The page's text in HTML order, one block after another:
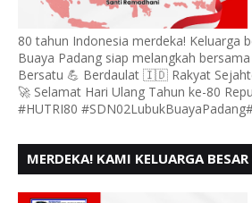
80 tahun Indonesia merdeka! Keluarga
Buaya Padang siap melangkah
Bersatu 💪 Berdaulat 🇮🇩 Rakyat
🚀 Selamat Hari Ulang Tahun ke-80
#HUTRI80
MERDEKA! KAMI KELUARGA